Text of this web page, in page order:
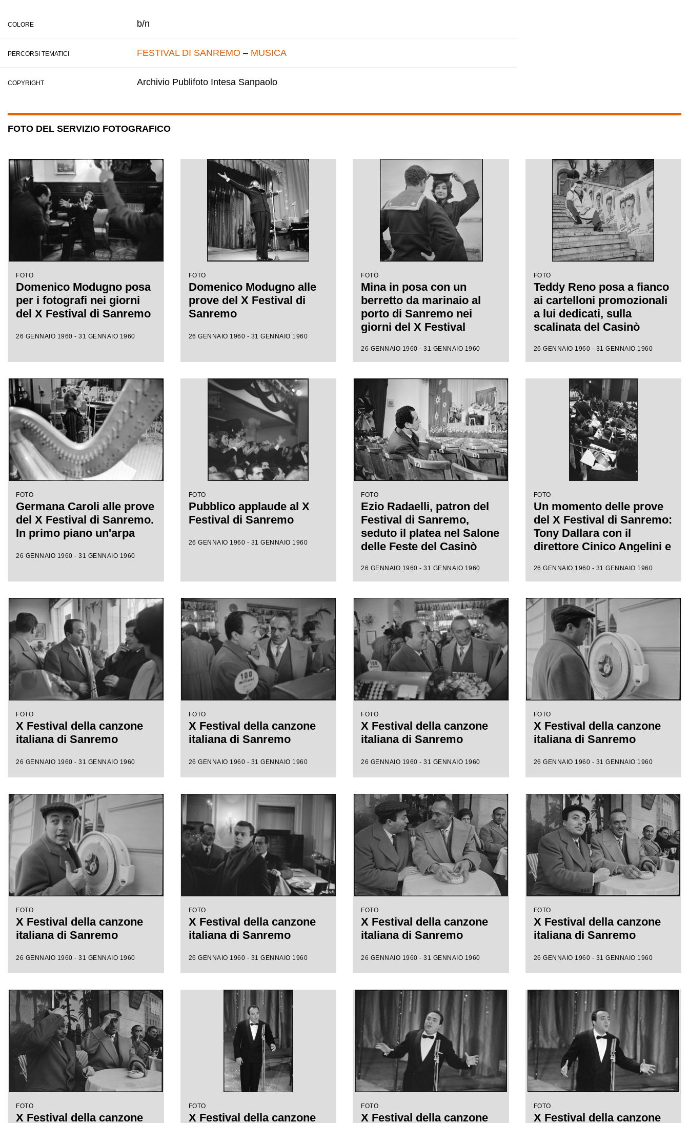
COLORE b/n
PERCORSI TEMATICI FESTIVAL DI SANREMO – MUSICA
COPYRIGHT Archivio Publifoto Intesa Sanpaolo
FOTO DEL SERVIZIO FOTOGRAFICO
FOTO
Domenico Modugno posa
per i fotografi nei giorni
del X Festival di Sanremo
26 GENNAIO 1960 - 31 GENNAIO 1960
FOTO
Domenico Modugno alle
prove del X Festival di
Sanremo
26 GENNAIO 1960 - 31 GENNAIO 1960
FOTO
Mina in posa con un
berretto da marinaio al
porto di Sanremo nei
giorni del X Festival
26 GENNAIO 1960 - 31 GENNAIO 1960
FOTO
Teddy Reno posa a fianco
ai cartelloni promozionali
a lui dedicati, sulla
scalinata del Casinò
X Festival di Sanremo
26 GENNAIO 1960 - 31 GENNAIO 1960
FOTO
Germana Caroli alle prove
del X Festival di Sanremo.
In primo piano un'arpa
26 GENNAIO 1960 - 31 GENNAIO 1960
FOTO
Pubblico applaude al X
Festival di Sanremo
26 GENNAIO 1960 - 31 GENNAIO 1960
FOTO
Ezio Radaelli, patron del
Festival di Sanremo,
seduto il platea nel Salone
delle Feste del Casinò
prove della X edizione
26 GENNAIO 1960 - 31 GENNAIO 1960
FOTO
Un momento delle prove
del X Festival di Sanremo:
Tony Dallara con il
direttore Cinico Angelini e
delle Feste del Casinò
26 GENNAIO 1960 - 31 GENNAIO 1960
FOTO
X Festival della canzone
italiana di Sanremo
26 GENNAIO 1960 - 31 GENNAIO 1960
FOTO
X Festival della canzone
italiana di Sanremo
26 GENNAIO 1960 - 31 GENNAIO 1960
FOTO
X Festival della canzone
italiana di Sanremo
26 GENNAIO 1960 - 31 GENNAIO 1960
FOTO
X Festival della canzone
italiana di Sanremo
26 GENNAIO 1960 - 31 GENNAIO 1960
FOTO
X Festival della canzone
italiana di Sanremo
26 GENNAIO 1960 - 31 GENNAIO 1960
FOTO
X Festival della canzone
italiana di Sanremo
26 GENNAIO 1960 - 31 GENNAIO 1960
FOTO
X Festival della canzone
italiana di Sanremo
26 GENNAIO 1960 - 31 GENNAIO 1960
FOTO
X Festival della canzone
italiana di Sanremo
26 GENNAIO 1960 - 31 GENNAIO 1960
FOTO
X Festival della canzone
FOTO
X Festival della canzone
FOTO
X Festival della canzone
FOTO
X Festival della canzone